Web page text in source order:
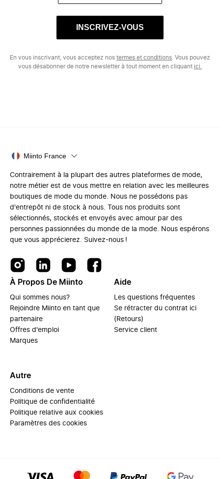
INSCRIVEZ-VOUS
En vous inscrivant, vous acceptez nos termes et conditions . Vous pouvez
vous désabonner de notre newsletter à tout moment en cliquant ici.
Miinto France
Contrairement à la plupart des autres plateformes de mode,
notre métier est de vous mettre en relation avec les meilleures
boutiques de mode du monde. Nous ne possédons pas
d'entrepôt ni de stock à nous. Tous nos produits sont
sélectionnés, stockés et envoyés avec amour par des
personnes passionnées du monde de la mode. Nous espérons
que vous apprécierez. Suivez-nous !
À Propos De Miinto
Qui sommes nous?
Rejoindre Miinto en tant que
partenaire
Offres d'emploi
Marques
Aide
Les questions fréquentes
Se rétracter du contrat ici
(Retours)
Service client
Autre
Conditions de vente
Politique de confidentialité
Politique relative aux cookies
Paramètres des cookies